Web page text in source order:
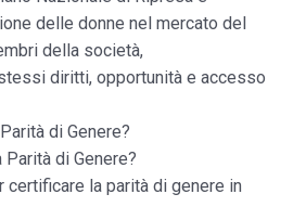
delle donne nel mercato del
della società,
diritti, opportunità e accesso
di Genere?
di Genere?
la parità di genere in